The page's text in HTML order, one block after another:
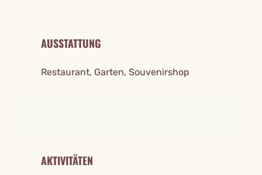
AUSSTATTUNG
Restaurant, Garten, Souvenirshop
AKTIVITÄTEN